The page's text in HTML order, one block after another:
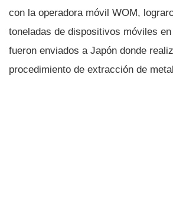
con la operadora móvil WOM,
toneladas de dispositivos móviles
fueron enviados a Japón donde
procedimiento de extracción de